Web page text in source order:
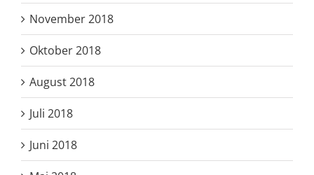
November 2018
Oktober 2018
August 2018
Juli 2018
Juni 2018